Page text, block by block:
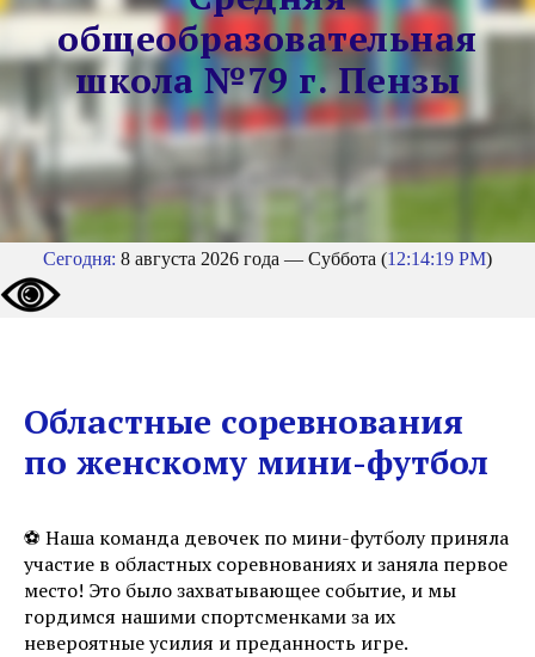
общеобразовательная
школа №79 г. Пензы
Сегодня: 8 августа 2026 года — Суббота (12:14:19 PM)
Областные соревнования
по женскому мини-футбол
⚽️ Наша команда девочек по мини-футболу приняла
участие в областных соревнованиях и заняла первое
место! Это было захватывающее событие, и мы
гордимся нашими спортсменками за их
невероятные усилия и преданность игре.